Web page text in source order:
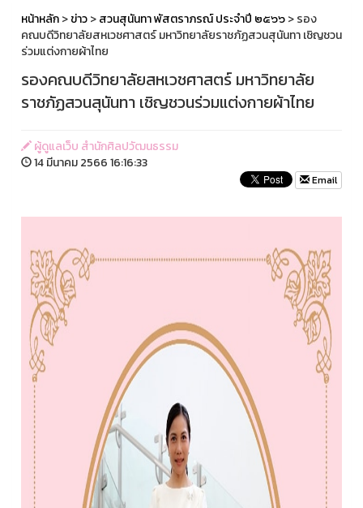
หน้าหลัก>ข่าว>สวนสุนันทา พัสตราภรณ์ ประจำปี ๒๕๖๖> รอง
คณบดีวิทยาลัยสหเวชศาสตร์ มหาวิทยาลัยราชภัฏสวนสุนันทา เชิญชวน
ร่วมแต่งกายผ้าไทย
รองคณบดีวิทยาลัยสหเวชศาสตร์ มหาวิทยาลัย
ราชภัฏสวนสุนันทา เชิญชวนร่วมแต่งกายผ้าไทย
ผู้ดูแลเว็บ สำนักศิลปวัฒนธรรม
14 มีนาคม 2566 16:16:33
Email